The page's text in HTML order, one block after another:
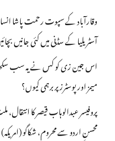
وقارآباد کے سپوت رحمت پاشا
آسٹریلیا کے سڈنی میں کئی جانیں
اس جین زی کو کس نے یہ سب
میمز اور پوسٹرز پر برہمی کیوں؟
پروفیسر عبدالوہاب قیصر کا
محسنِ اردو سے محروم، شکاگو